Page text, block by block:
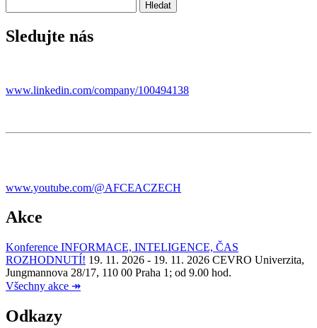
Sledujte nás
www.linkedin.com/company/100494138
www.youtube.com/@AFCEACZECH
Akce
Konference INFORMACE, INTELIGENCE, ČAS
ROZHODNUTÍ! 19. 11. 2026 - 19. 11. 2026 CEVRO Univerzita,
Jungmannova 28/17, 110 00 Praha 1; od 9.00 hod.
Všechny akce ↠
Odkazy